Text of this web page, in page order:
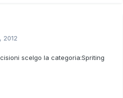
2012
scelgo la categoria:Spriting